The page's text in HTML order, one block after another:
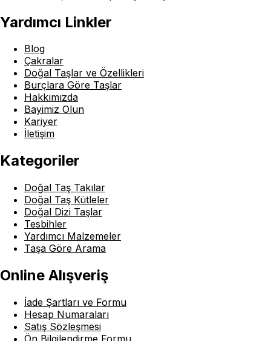
Yardımcı Linkler
Blog
Çakralar
Doğal Taşlar ve Özellikleri
Burçlara Göre Taşlar
Hakkımızda
Bayimiz Olun
Kariyer
İletişim
Kategoriler
Doğal Taş Takılar
Doğal Taş Kütleler
Doğal Dizi Taşlar
Tesbihler
Yardımcı Malzemeler
Taşa Göre Arama
Online Alışveriş
İade Şartları ve Formu
Hesap Numaraları
Satış Sözleşmesi